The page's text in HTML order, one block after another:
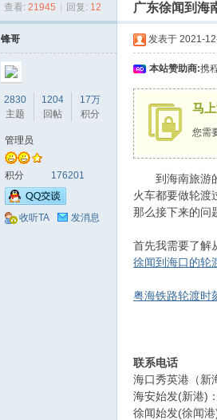
查看: 21945 回复: 12 广东徐闻到海
锋哥
2830
主题
1204
回帖
17万
积分
管理员
积分 176201
收听TA 发消息
发表于 2021-
本站赞助商:携
马
您需
到海南旅游的
火车都要做轮渡
那么接下来的问
首先我需要了解
徐闻到海口的轮
粤海铁路轮渡时
联系电话
海口秀英港（新
海安始发(新港)
徐闻始发(徐闻